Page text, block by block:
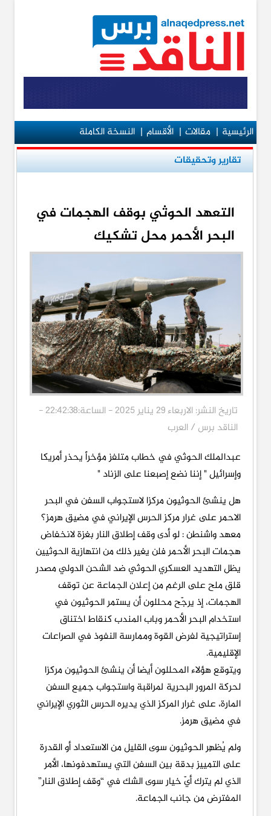
الرئيسية|مقالات|الأقسام|النسخة الكاملة
تقارير وتحقيقات
التعهد الحوثي بوقف الهجمات في
البحر الأحمر محل تشكيك
تاريخ النشر: الاربعاء 29 يناير 2025 - الساعة:22:42:38 -
الناقد برس / العرب
عبدالملك الحوثي في خطاب متلفز مؤخراً يحذر أمريكا
وإسرائيل " إننا نضع إصبعنا على الزناد "
هل ينشئ الحوثيون مركزا لاستجواب السفن في البحر
الاحمر على غرار مركز الحرس الإيراني في مضيق هرمز؟
معهد واشنطن : لو أدى وقف إطلاق النار بغزة لانخفاض
هجمات البحر الأحمر فلن يغير ذلك من انتهازية الحوثيين
يظل التهديد العسكري الحوثي ضد الشحن الدولي مصدر
قلق ملح على الرغم من إعلان الجماعة عن توقف
الهجمات، إذ يرجّح محللون أن يستمر الحوثيون في
استخدام البحر الأحمر وباب المندب كنقاط اختناق
إستراتيجية لفرض القوة وممارسة النفوذ في الصراعات
الإقليمية.
ويتوقع هؤلاء المحللون أيضا أن ينشئ الحوثيون مركزا
لحركة المرور البحرية لمراقبة واستجواب جميع السفن
المارة، على غرار المركز الذي يديره الحرس الثوري الإيراني
في مضيق هرمز.
ولم يُظهِر الحوثيون سوى القليل من الاستعداد أو القدرة
على التمييز بدقة بين السفن التي يستهدفونها، الأمر
الذي لم يترك أيّ خيار سوى الشك في “وقف إطلاق النار”
المفترض من جانب الجماعة.